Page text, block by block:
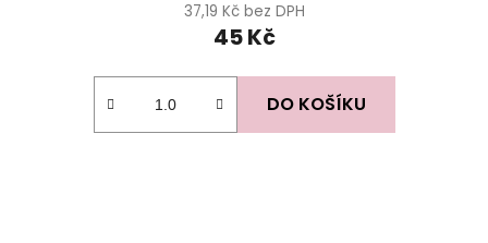
37,19 Kč bez DPH
45 Kč
DO KOŠÍKU